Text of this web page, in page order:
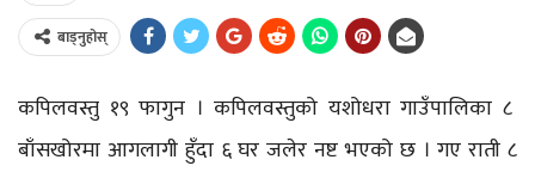
बाड्नुहोस्
कपिलवस्तु १९ फागुन । कपिलवस्तुको यशोधरा गाउँपालिका ८
बाँसखोरमा आगलागी हुँदा ६ घर जलेर नष्ट भएको छ । गए राती ८